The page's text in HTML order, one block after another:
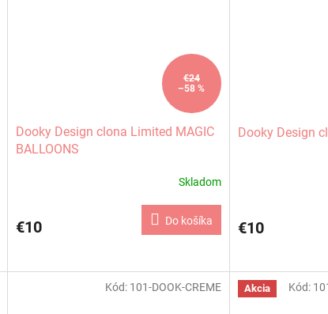
€24
–58 %
Dooky Design clona Limited MAGIC
BALLOONS
Skladom
€10 Do košíka
Dooky Design
€10
Kód: 101-DOOK-CREME Akcia Kód: